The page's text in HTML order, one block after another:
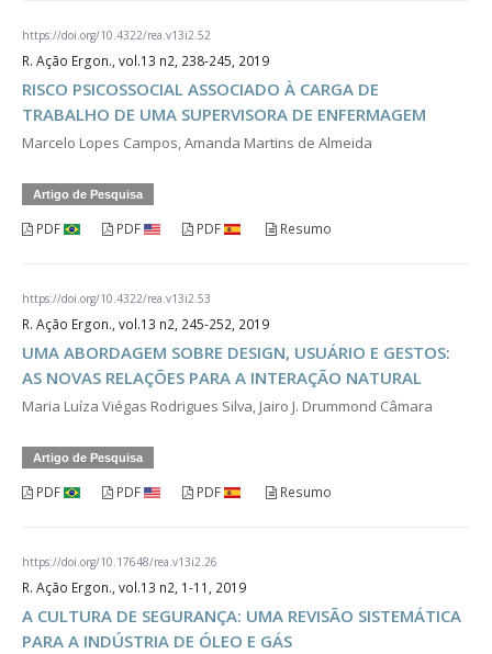
https://doi.org/10.4322/rea.v13i2.52
R. Ação Ergon., vol.13 n2, 238-245, 2019
RISCO PSICOSSOCIAL ASSOCIADO À CARGA DE
TRABALHO DE UMA SUPERVISORA DE ENFERMAGEM
Marcelo Lopes Campos, Amanda Martins de Almeida
Artigo de Pesquisa
PDF PDF PDF Resumo
https://doi.org/10.4322/rea.v13i2.53
R. Ação Ergon., vol.13 n2, 245-252, 2019
UMA ABORDAGEM SOBRE DESIGN, USUÁRIO E GESTOS:
AS NOVAS RELAÇÕES PARA A INTERAÇÃO NATURAL
Maria Luíza Viégas Rodrigues Silva, Jairo J. Drummond Câmara
Artigo de Pesquisa
PDF PDF PDF Resumo
https://doi.org/10.17648/rea.v13i2.26
R. Ação Ergon., vol.13 n2, 1-11, 2019
A CULTURA DE SEGURANÇA: UMA REVISÃO SISTEMÁTICA
PARA A INDÚSTRIA DE ÓLEO E GÁS